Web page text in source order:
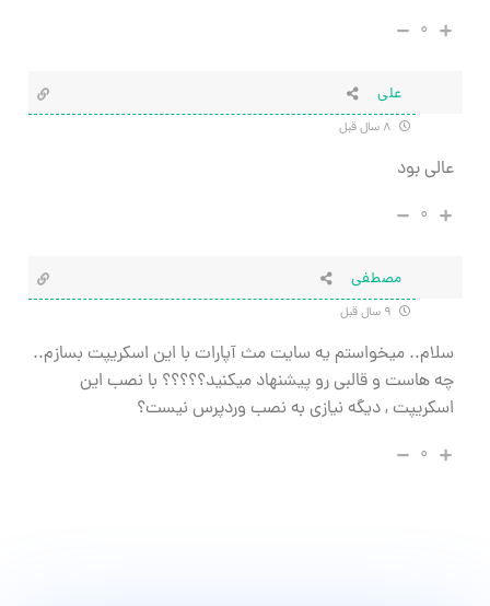
۰
علی
عالی بود
۰
مصطفی
سلام.. میخواستم یه سایت مث آپارات با این اسکریپت بسازم..
چه هاست و قالبی رو پیشنهاد میکنید؟؟؟؟؟ با نصب این
اسکریپت , دیگه نیازی به نصب وردپرس نیست؟
۰